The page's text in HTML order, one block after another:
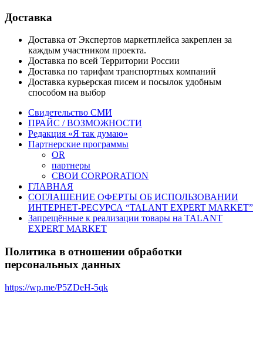
Доставка
Доставка от Экспертов маркетплейса закреплен за
каждым участником проекта.
Доставка по всей Территории России
Доставка по тарифам транспортных компаний
Доставка курьерская писем и посылок удобным
способом на выбор
Свидетельство СМИ
ПРАЙС / ВОЗМОЖНОСТИ
Редакция «Я так думаю»
Партнерские программы
OR
партнеры
СВОИ CORPORATION
ГЛАВНАЯ
СОГЛАШЕНИЕ ОФЕРТЫ ОБ ИСПОЛЬЗОВАНИИ
ИНТЕРНЕТ-РЕСУРСА “TALANT EXPERT MARKET”
Запрещённые к реализации товары на TALANT
EXPERT MARKET
Политика в отношении обработки
персональных данных
https://wp.me/P5ZDeH-5qk